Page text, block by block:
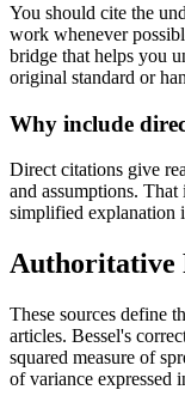
You should cite the
work whenever
bridge that helps you
original standard or
Why include
Direct citations give
and assumptions. That
simplified explanation
Authoritative
These sources define
articles. Bessel's
squared measure of
of variance expressed